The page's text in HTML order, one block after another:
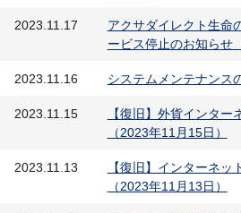
2023.11.17
アクサダイレクト生命
ービス停止のお知らせ
2023.11.16 システムメンテナンス
2023.11.15
【復旧】外貨インタ
（2023年11月15日）
2023.11.13
【復旧】インターネ
（2023年11月13日）